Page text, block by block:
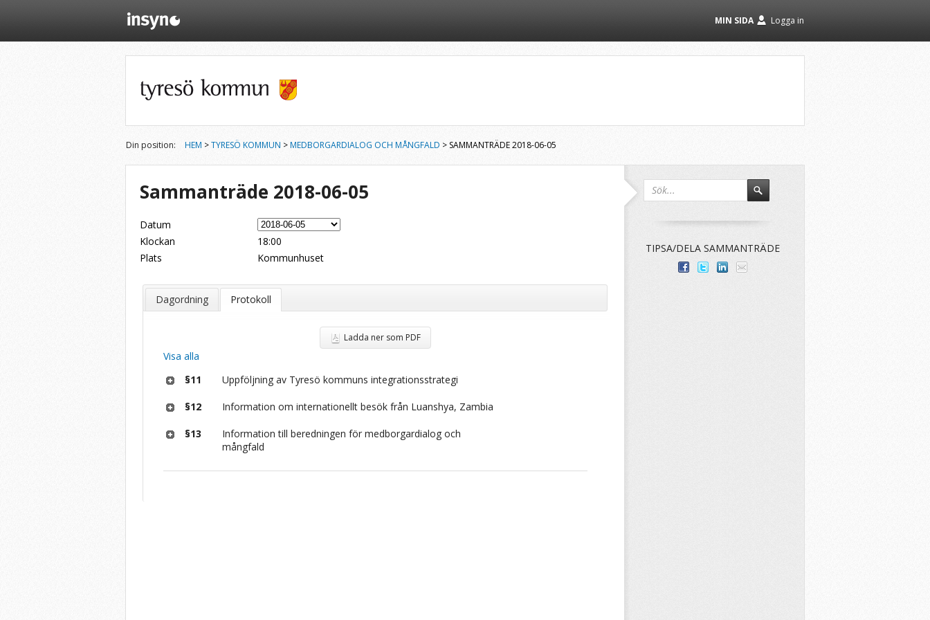
Logga in
MIN SIDA
Din position: HEM >TYRESÖ KOMMUN >MEDBORGARDIALOG OCH MÅNGFALD > SAMMANTRÄDE 2018-06-05
Sammanträde 2018-06-05
Datum
Klockan
18:00
Plats
Kommunhuset
Dagordning Protokoll
Ladda ner som PDF
Visa alla
§11
Uppföljning av Tyresö kommuns integrationsstrategi
§12 Information om internationellt besök från Luanshya, Zambia
§13
Information till beredningen för medborgardialog och
mångfald
TIPSA/DELA SAMMANTRÄDE